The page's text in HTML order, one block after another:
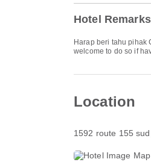
Hotel Remarks
Harap beri tahu pihak
welcome to do so if
Location
1592 route 155 sud